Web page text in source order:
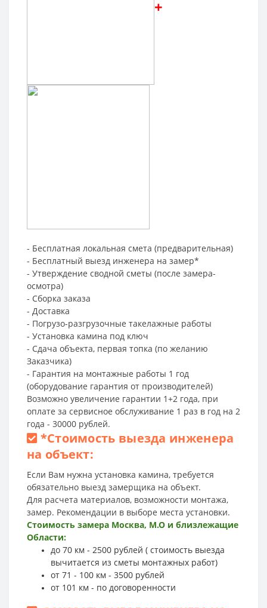
+
- Бесплатная локальная смета (предварительная)
- Бесплатный выезд инженера на замер*
- Утверждение сводной сметы (после замера-
осмотра)
- Сборка заказа
- Доставка
- Погрузо-разгрузочные такелажные работы
- Установка камина под ключ
- Сдача объекта, первая топка (по желанию
Заказчика)
- Гарантия на монтажные работы 1 год
(оборудование гарантия от производителей)
Возможно увеличение гарантии 1+2 года, при
оплате за сервисное обслуживание 1 раз в год на 2
года - 30000 рублей.
*Стоимость выезда инженера
на объект:
Если Вам нужна установка камина, требуется
обязательно выезд замерщика на объект.
Для расчета материалов, возможности монтажа,
замер. Рекомендации в выборе места установки.
Стоимость замера Москва, М.О и близлежащие
Области:
до 70 км - 2500 рублей ( стоимость выезда
вычитается из сметы монтажных работ)
от 71 - 100 км - 3500 рублей
от 101 км - по договоренности